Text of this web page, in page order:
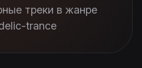
треки в жанре
trance